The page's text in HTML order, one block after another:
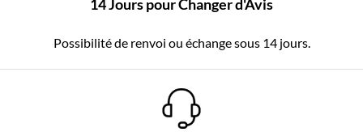
14 Jours pour Changer d'Avis
Possibilité de renvoi ou échange sous 14 jours.